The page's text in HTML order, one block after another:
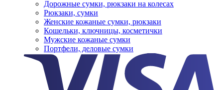
Дорожные сумки, рюкзаки на колесах
Рюкзаки, сумки
Женские кожаные сумки, рюкзаки
Кошельки, ключницы, косметички
Мужские кожаные сумки
Портфели, деловые сумки